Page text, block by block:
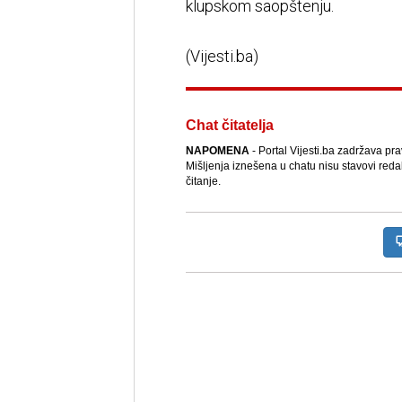
klupskom saopštenju.
(Vijesti.ba)
Chat čitatelja
NAPOMENA- Portal Vijesti.ba zadržava
Mišljenja iznešena u chatu nisu stavovi
čitanje.